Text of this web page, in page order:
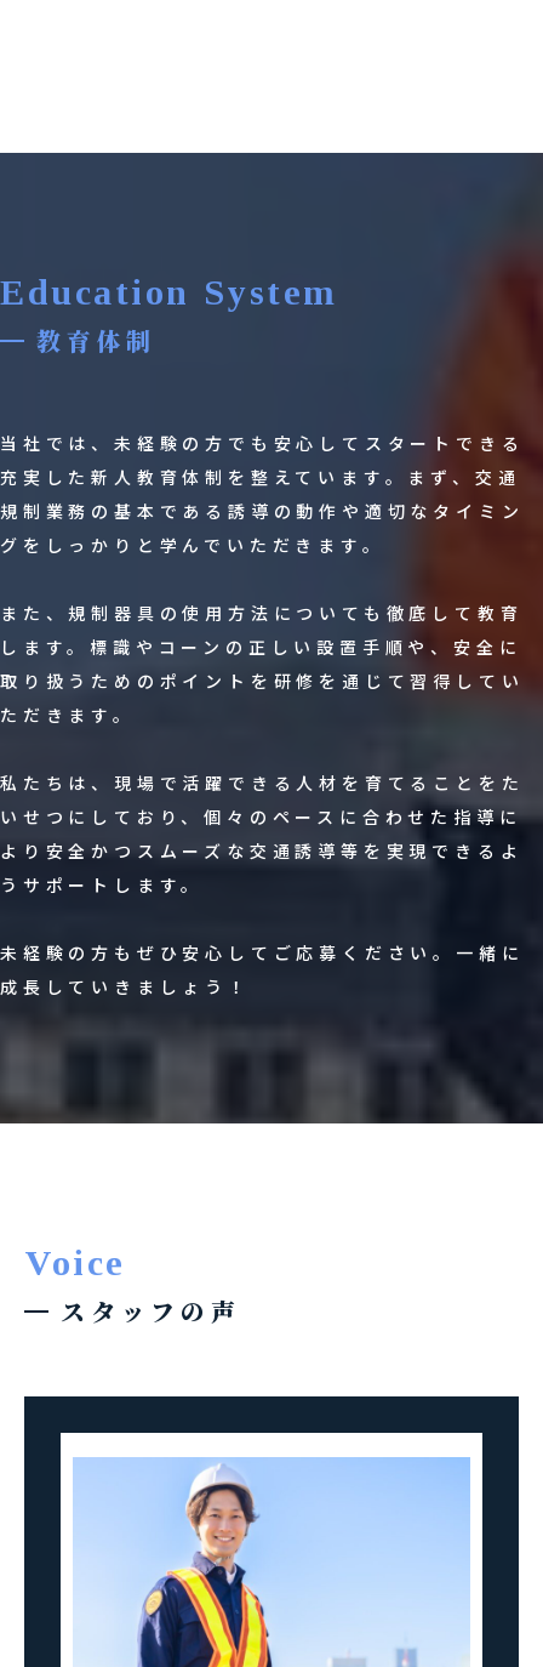
Education System
教育体制
当社では、未経験の方でも安心してスタートできる
充実した新人教育体制を整えています。まず、交通
規制業務の基本である誘導の動作や適切なタイミン
グをしっかりと学んでいただきます。
また、規制器具の使用方法についても徹底して教育
します。標識やコーンの正しい設置手順や、安全に
取り扱うためのポイントを研修を通じて習得してい
ただきます。
私たちは、現場で活躍できる人材を育てることをた
いせつにしており、個々のペースに合わせた指導に
より安全かつスムーズな交通誘導等を実現できるよ
うサポートします。
未経験の方もぜひ安心してご応募ください。一緒に
成長していきましょう！
Voice
スタッフの声